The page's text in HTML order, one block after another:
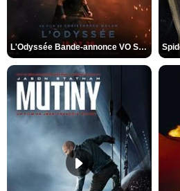
L'Odyssée Bande-annonce VO STFR